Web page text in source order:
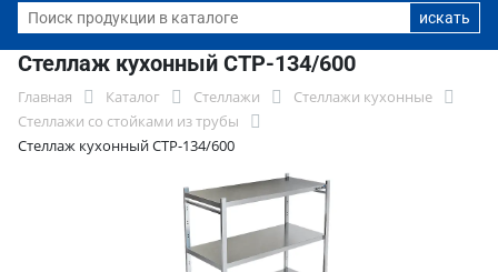
Стеллаж кухонный СТР-134/600
Главная Каталог Стеллажи
Стеллажи кухонные
Стеллажи со стойками из трубы
Стеллаж кухонный СТР-134/600